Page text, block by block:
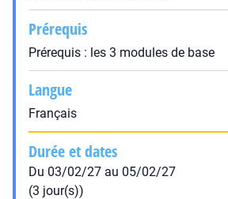
Prérequis
Prérequis : les 3 modules de base
Langue
Français
Durée et dates
Du 03/02/27 au 05/02/27
(3 jour(s))